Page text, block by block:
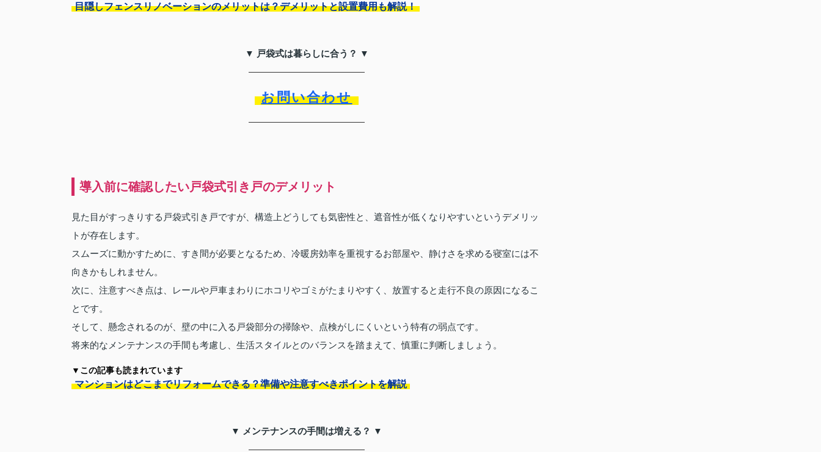
目隠しフェンスリノベーションのメリットは？デメリットと設置費用も解説！
▼ 戸袋式は暮らしに合う？ ▼
お問い合わせ
導入前に確認したい戸袋式引き戸のデメリット
見た目がすっきりする戸袋式引き戸ですが、構造上どうしても気密性と、遮音性が低くなりやすいというデメリッ
トが存在します。
スムーズに動かすために、すき間が必要となるため、冷暖房効率を重視するお部屋や、静けさを求める寝室には不
向きかもしれません。
次に、注意すべき点は、レールや戸車まわりにホコリやゴミがたまりやすく、放置すると走行不良の原因になるこ
とです。
そして、懸念されるのが、壁の中に入る戸袋部分の掃除や、点検がしにくいという特有の弱点です。
将来的なメンテナンスの手間も考慮し、生活スタイルとのバランスを踏まえて、慎重に判断しましょう。
▼この記事も読まれています
マンションはどこまでリフォームできる？準備や注意すべきポイントを解説
▼ メンテナンスの手間は増える？ ▼